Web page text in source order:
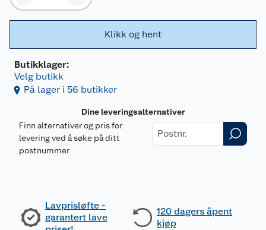
Klikk og hent
Butikklager:
Velg butikk
På lager i 56 butikker
Dine leveringsalternativer
Finn alternativer og pris for
levering ved å søke på ditt
postnummer
Lavprisløfte -
garantert lave
120 dagers åpent
kjøp